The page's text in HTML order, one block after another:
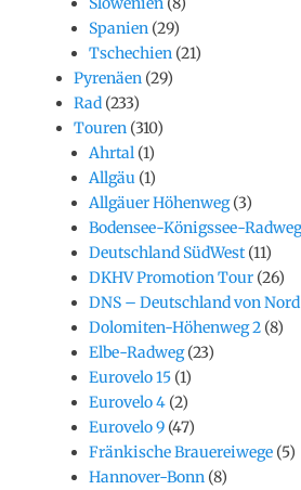
Spanien (29)
Tschechien (21)
Pyrenäen (29)
Rad (233)
Touren (310)
Ahrtal (1)
Allgäu (1)
Allgäuer Höhenweg(3)
Bodensee-Königssee-Radweg
Deutschland SüdWest(11)
DKHV Promotion Tour (26)
DNS – Deutschland von
Dolomiten-Höhenweg 2 (8)
Elbe-Radweg(23)
Eurovelo 15 (1)
Eurovelo 4 (2)
Eurovelo 9 (47)
Fränkische Brauereiwege (5)
Hannover-Bonn (8)